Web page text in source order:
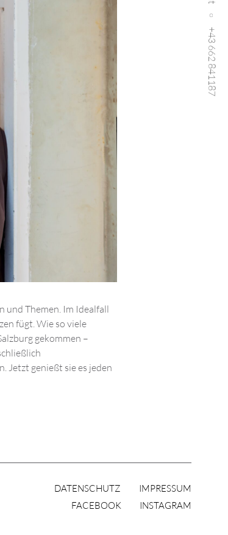
+43 662 841187
und Themen. Im Idealfall
fügt. Wie so viele
gekommen –
Jetzt genießt sie es jeden
DATENSCHUTZ
IMPRESSUM
FACEBOOK
INSTAGRAM